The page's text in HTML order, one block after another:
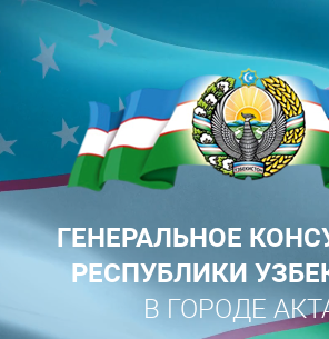
ГЕНЕРАЛЬНОЕ
РЕСПУБЛИКИ
В ГОРОДЕ